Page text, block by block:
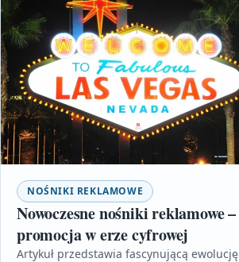
NOŚNIKI REKLAMOWE
Nowoczesne nośniki reklamowe
promocja w erze cyfrowej
Artykuł przedstawia fascynującą